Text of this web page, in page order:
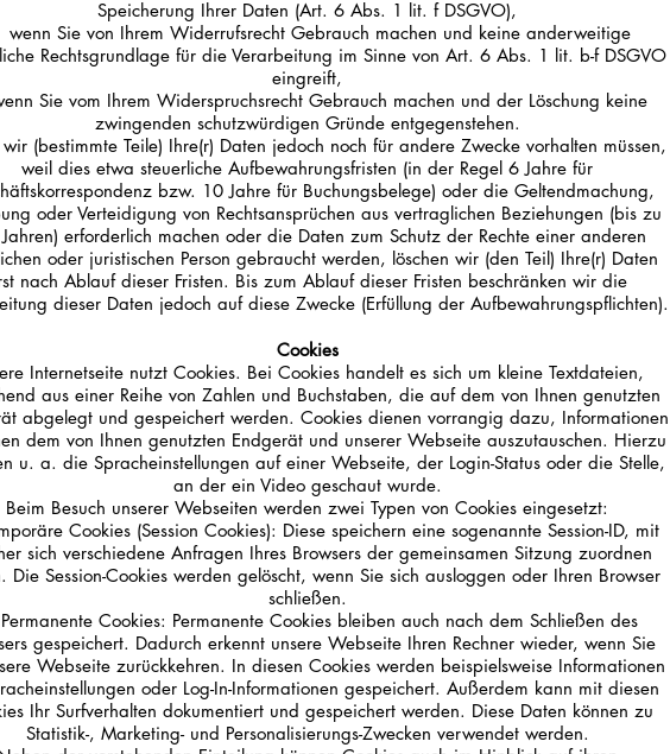
Speicherung Ihrer Daten (Art. 6 Abs. 1 lit. f DSGVO),
wenn Sie von Ihrem Widerrufsrecht Gebrauch machen und keine anderweitige
Rechtsgrundlage für die Verarbeitung im Sinne von Art. 6 Abs. 1 lit. b-f DSGVO
eingreift,
Sie vom Ihrem Widerspruchsrecht Gebrauch machen und der Löschung keine
zwingenden schutzwürdigen Gründe entgegenstehen.
wir (bestimmte Teile) Ihre(r) Daten jedoch noch für andere Zwecke vorhalten müssen,
weil dies etwa steuerliche Aufbewahrungsfristen (in der Regel 6 Jahre für
bzw. 10 Jahre für Buchungsbelege) oder die Geltendmachung,
oder Verteidigung von Rechtsansprüchen aus vertraglichen Beziehungen (bis zu
erforderlich machen oder die Daten zum Schutz der Rechte einer anderen
oder juristischen Person gebraucht werden, löschen wir (den Teil) Ihre(r) Daten
nach Ablauf dieser Fristen. Bis zum Ablauf dieser Fristen beschränken wir die
dieser Daten jedoch auf diese Zwecke (Erfüllung der Aufbewahrungspflichten).
Cookies
Internetseite nutzt Cookies. Bei Cookies handelt es sich um kleine Textdateien,
aus einer Reihe von Zahlen und Buchstaben, die auf dem von Ihnen genutzten
abgelegt und gespeichert werden. Cookies dienen vorrangig dazu, Informationen
dem von Ihnen genutzten Endgerät und unserer Webseite auszutauschen. Hierzu
u. a. die Spracheinstellungen auf einer Webseite, der Login-Status oder die Stelle,
an der ein Video geschaut wurde.
Beim Besuch unserer Webseiten werden zwei Typen von Cookies eingesetzt:
Cookies (Session Cookies): Diese speichern eine sogenannte Session-ID, mit
sich verschiedene Anfragen Ihres Browsers der gemeinsamen Sitzung zuordnen
Die Session-Cookies werden gelöscht, wenn Sie sich ausloggen oder Ihren Browser
schließen.
Permanente Cookies: Permanente Cookies bleiben auch nach dem Schließen des
gespeichert. Dadurch erkennt unsere Webseite Ihren Rechner wieder, wenn Sie
Webseite zurückkehren. In diesen Cookies werden beispielsweise Informationen
oder Log-In-Informationen gespeichert. Außerdem kann mit diesen
Ihr Surfverhalten dokumentiert und gespeichert werden. Diese Daten können zu
Statistik-, Marketing- und Personalisierungs-Zwecken verwendet werden.